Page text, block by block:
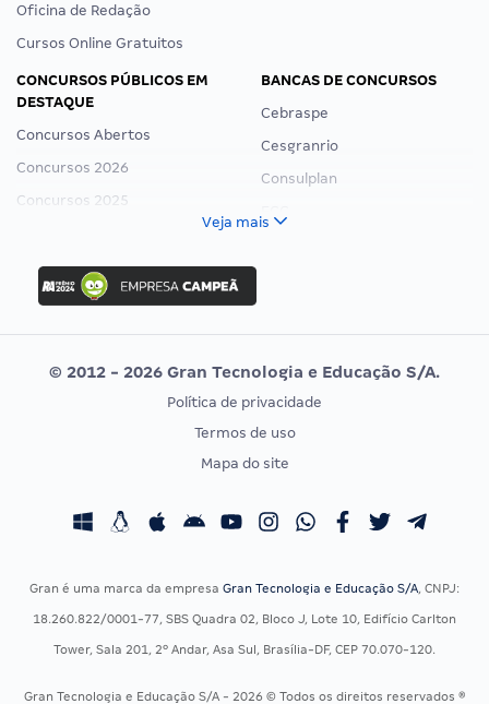
Oficina de Redação
Cursos Online Gratuitos
CONCURSOS PÚBLICOS EM
DESTAQUE
Concursos Abertos
Concursos 2026
Concursos 2025
Concurso Nacional Unificado
Concurso Ibama
Concurso MPU
Editais publicados
BANCAS DE CONCURSOS
Cebraspe
Cesgranrio
Consulplan
Vunesp
CONCURSOS POR PROFISSÃO
Concursos Fiscais
EXAME DE ORDEM
Calendário OAB
Veja mais
© 2012 - 2026 Gran Tecnologia e Educação S/A.
Política de privacidade
Termos de uso
Mapa do site
Gran é uma marca da empresa Gran Tecnologia e Educação S/A, CNPJ:
18.260.822/0001-77, SBS Quadra 02, Bloco J, Lote 10, Edifício Carlton
Tower, Sala 201, 2º Andar, Asa Sul, Brasília-DF, CEP 70.070-120.
Gran Tecnologia e Educação S/A - 2026 © Todos os direitos reservados ®